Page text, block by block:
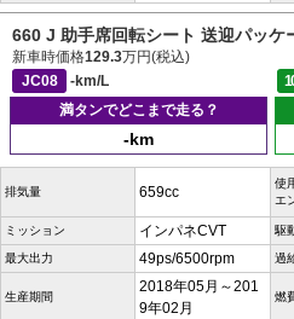
660 J 助手席回転シート 送迎パッケ
新車時価格129.3万円(税込)
JC08
-km/L
満タンでどこまで走る？
-km
排気量 659cc
使
エ
ミッション インパネCVT 駆
最大出力 49ps/6500rpm 過
生産期間
2018年05月～201
9年02月
燃